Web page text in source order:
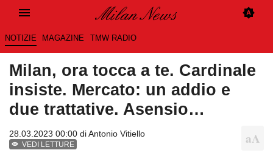
NOTIZIE MAGAZINE TMW RADIO
Milan, ora tocca a te. Cardinale
insiste. Mercato: un addio e
due trattative. Asensio…
28.03.2023 00:00 diAntonio Vitiello
VEDI LETTURE